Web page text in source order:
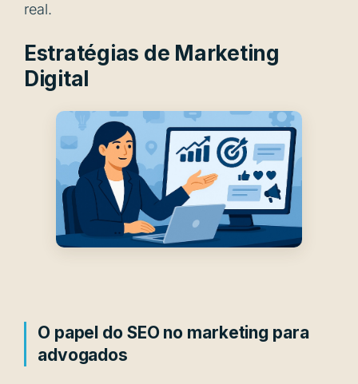
real.
Estratégias de Marketing
Digital
O papel do SEO no marketing para
advogados